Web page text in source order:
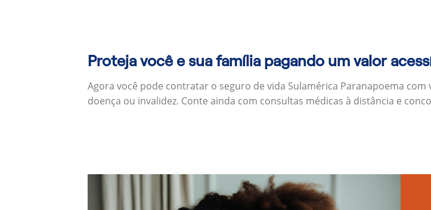
Proteja você e sua família pagando um valor
Agora você pode contratar o seguro de vida Sulamérica Paranapoema
doença ou invalidez. Conte ainda com consultas médicas à distância e